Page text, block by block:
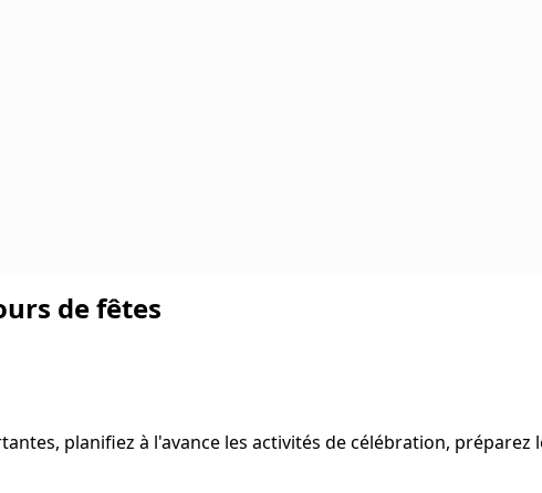
de fêtes
planifiez à l'avance les activités de célébration,